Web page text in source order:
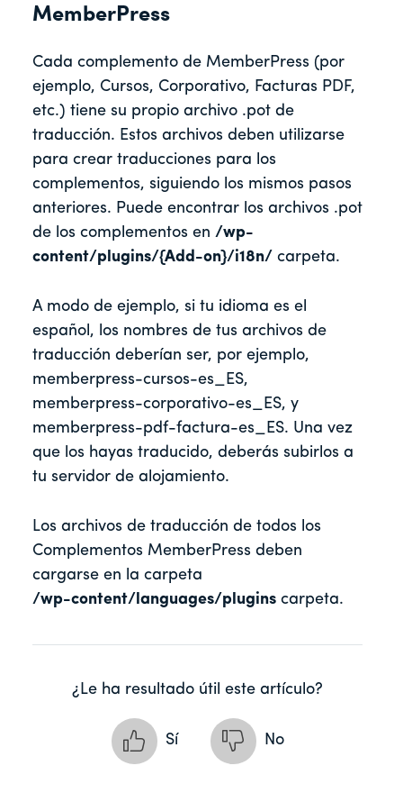
MemberPress
Cada complemento de MemberPress (por
ejemplo, Cursos, Corporativo, Facturas PDF,
etc.) tiene su propio archivo .pot de
traducción. Estos archivos deben utilizarse
para crear traducciones para los
complementos, siguiendo los mismos pasos
anteriores. Puede encontrar los archivos .pot
de los complementos en /wp-
content/plugins/{Add-on}/i18n/ carpeta.
A modo de ejemplo, si tu idioma es el
español, los nombres de tus archivos de
traducción deberían ser, por ejemplo,
memberpress-cursos-es_ES,
memberpress-corporativo-es_ES, y
memberpress-pdf-factura-es_ES. Una vez
que los hayas traducido, deberás subirlos a
tu servidor de alojamiento.
Los archivos de traducción de todos los
Complementos MemberPress deben
cargarse en la carpeta
/wp-content/languages/plugins carpeta.
¿Le ha resultado útil este artículo?
Sí No